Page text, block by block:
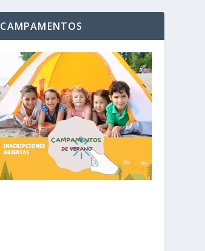
CAMPAMENTOS